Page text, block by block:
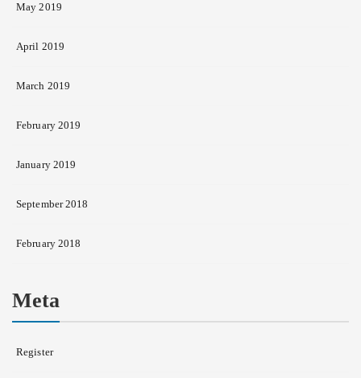
May 2019
April 2019
March 2019
February 2019
January 2019
September 2018
February 2018
Meta
Register